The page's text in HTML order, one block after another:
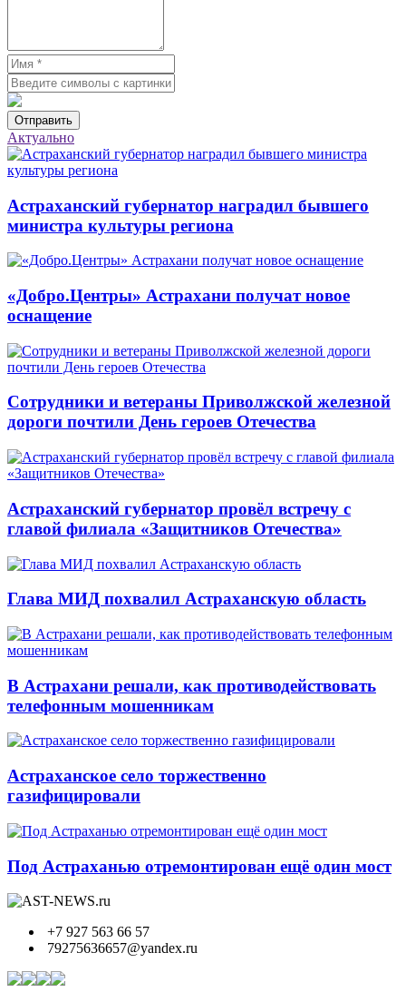
Отправить
Актуально
Астраханский губернатор наградил бывшего
министра культуры региона
«Добро.Центры» Астрахани получат новое
оснащение
Сотрудники и ветераны Приволжской железной
дороги почтили День героев Отечества
Астраханский губернатор провёл встречу с
главой филиала «Защитников Отечества»
Глава МИД похвалил Астраханскую область
В Астрахани решали, как противодействовать
телефонным мошенникам
Астраханское село торжественно
газифицировали
Под Астраханью отремонтирован ещё один мост
+7 927 563 66 57
79275636657@yandex.ru